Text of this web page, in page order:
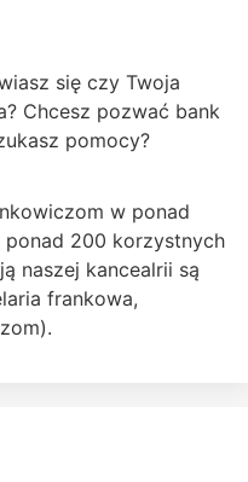
się czy Twoja
Chcesz pozwać bank
pomocy?
w ponad
ponad 200 korzystnych
naszej kancealrii są
frankowa,